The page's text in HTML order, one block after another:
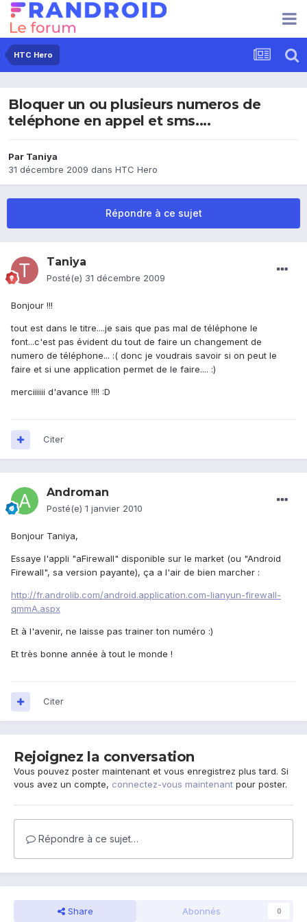
HTC Hero
Bloquer un ou plusieurs numeros de
teléphone en appel et sms....
Par Taniya
31 décembre 2009 dans HTC Hero
Répondre à ce sujet
Taniya
Posté(e) 31 décembre 2009
Bonjour !!!
tout est dans le titre....je sais que pas mal de téléphone le
font...c'est pas évident du tout de faire un changement de
numero de téléphone... :( donc je voudrais savoir si on peut le
faire et si une application permet de le faire.... :)
merciiiiii d'avance !!!! :D
Citer
Androman
Posté(e) 1 janvier 2010
Bonjour Taniya,
Essaye l'appli "aFirewall" disponible sur le market (ou "Android
Firewall", sa version payante), ça a l'air de bien marcher :
http://fr.androlib.com/android.application.com-lianyun-firewall-
qmmA.aspx
Et à l'avenir, ne laisse pas trainer ton numéro :)
Et très bonne année à tout le monde !
Citer
Rejoignez la conversation
Vous pouvez poster maintenant et vous enregistrez plus tard. Si
vous avez un compte, connectez-vous maintenant pour poster.
Répondre à ce sujet…
Share Abonnés 0